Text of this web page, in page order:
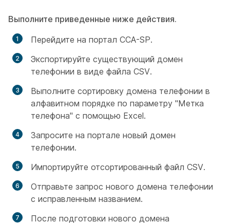
Выполните приведенные ниже действия.
Перейдите на портал CCA-SP.
Экспортируйте существующий домен
телефонии в виде файла CSV.
Выполните сортировку домена телефонии в
алфавитном порядке по параметру "Метка
телефона" с помощью Excel.
Запросите на портале новый домен
телефонии.
Импортируйте отсортированный файл CSV.
Отправьте запрос нового домена телефонии
с исправленным названием.
После подготовки нового домена